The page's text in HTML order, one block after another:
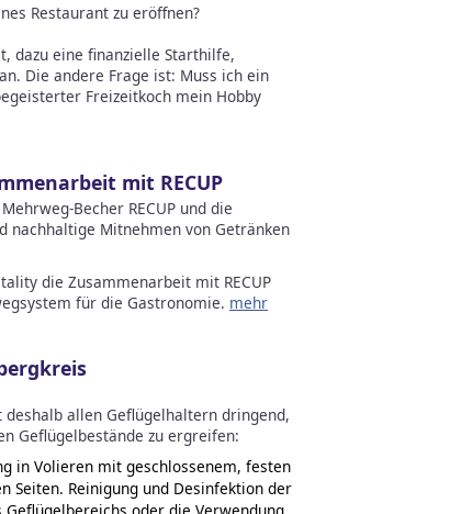
Restaurant zu eröffnen?
dazu eine finanzielle Starthilfe,
Die andere Frage ist: Muss ich ein
Freizeitkoch mein Hobby
mit RECUP
Becher RECUP und die
nachhaltige Mitnehmen von Getränken
die Zusammenarbeit mit RECUP
für die Gastronomie. mehr
allen Geflügelhaltern dringend,
Geflügelbestände zu ergreifen:
in Volieren mit geschlossenem, festen
Seiten. Reinigung und Desinfektion der